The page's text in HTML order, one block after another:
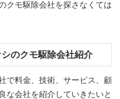
クモ駆除会社を探さなくては
のクモ駆除会社紹介
で料金、技術、サービス、顧
な会社を紹介していきたいと